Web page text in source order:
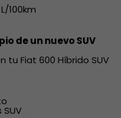
100km
de un nuevo SUV
tu Fiat 600 Híbrido SUV